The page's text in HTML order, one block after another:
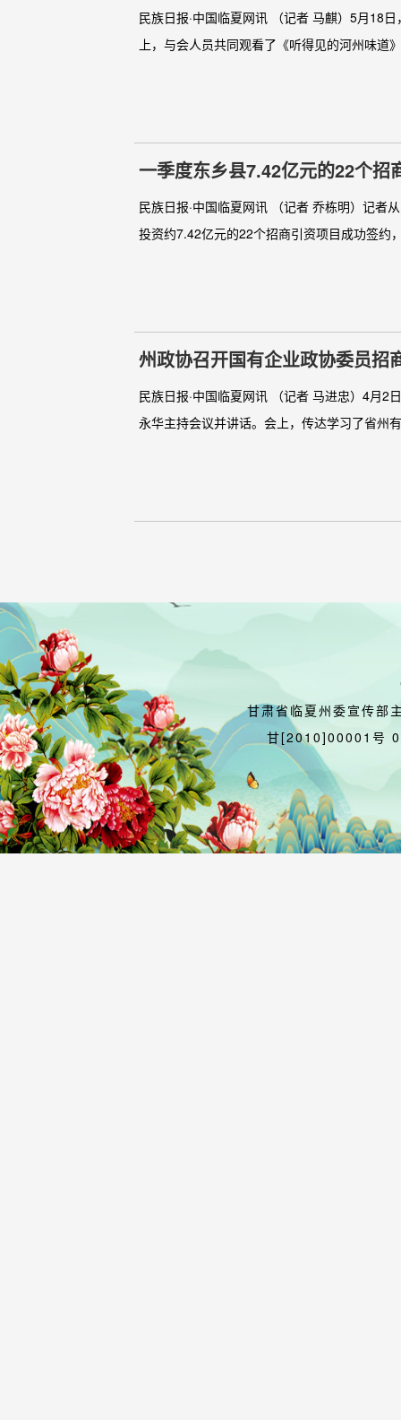
民族日报·中国临夏网讯 （记者 马麒）5月18
上，与会人员共同观看了《听得见的河州味
一季度东乡县7.42亿元的22个招
民族日报·中国临夏网讯 （记者 乔栋明）记者
投资约7.42亿元的22个招商引资项目成功签约
州政协召开国有企业政协委员招
民族日报·中国临夏网讯 （记者 马进忠）4月2
永华主持会议并讲话。会上，传达学习了省州
甘肃省临夏州委宣传部
甘[2010]00001号